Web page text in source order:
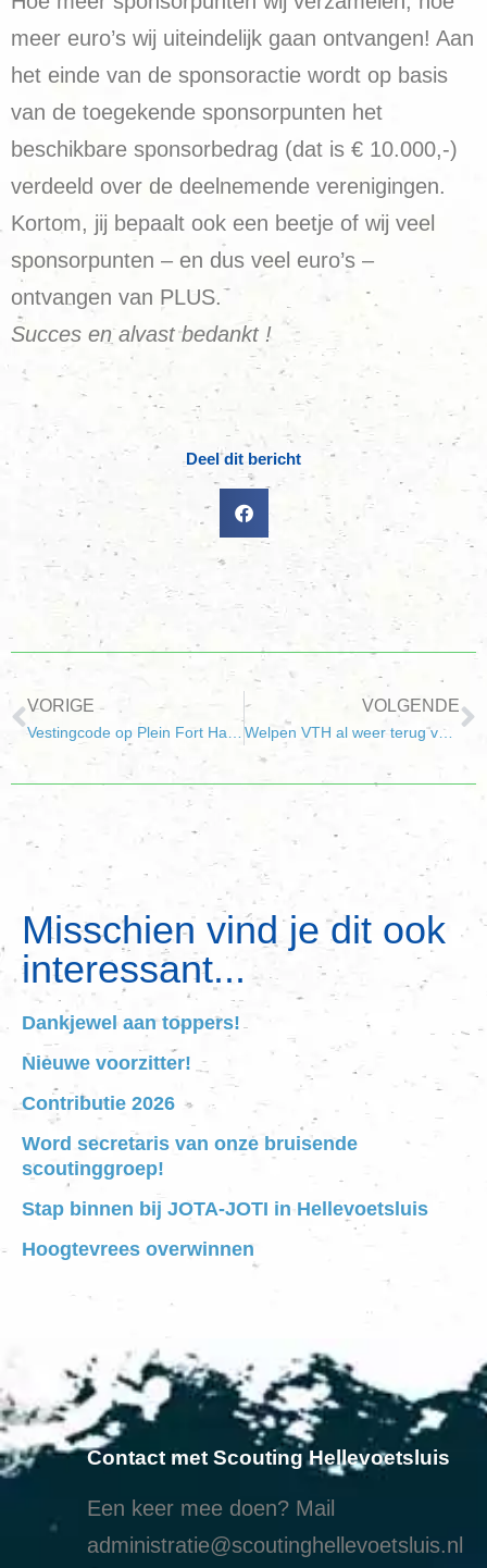
meer euro’s wij uiteindelijk gaan ontvangen! Aan
het einde van de sponsoractie wordt op basis
van de toegekende sponsorpunten het
beschikbare sponsorbedrag (dat is € 10.000,-)
verdeeld over de deelnemende verenigingen.
Kortom, jij bepaalt ook een beetje of wij veel
sponsorpunten – en dus veel euro’s –
ontvangen van PLUS.
Succes en alvast bedankt !
Deel dit bericht
VORIGE VOLGENDE
Welpen VTH al weer terug van kamp!
Misschien vind je dit ook
interessant...
Dankjewel aan toppers!
Nieuwe voorzitter!
Contributie 2026
Word secretaris van onze bruisende
scoutinggroep!
Stap binnen bij JOTA-JOTI in Hellevoetsluis
Hoogtevrees overwinnen
Contact met Scouting Hellevoetsluis
Een keer mee doen? Mail
administratie@scoutinghellevoetsluis.nl